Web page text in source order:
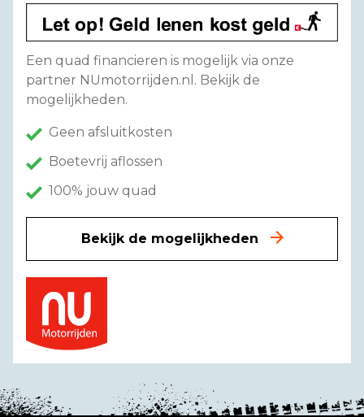
Een quad financieren is mogelijk via onze
partner NUmotorrijden.nl. Bekijk de
mogelijkheden.
Geen afsluitkosten
Boetevrij aflossen
100% jouw quad
Bekijk de mogelijkheden